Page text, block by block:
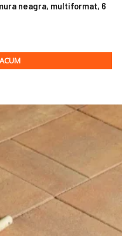
neagra, multiformat, 6